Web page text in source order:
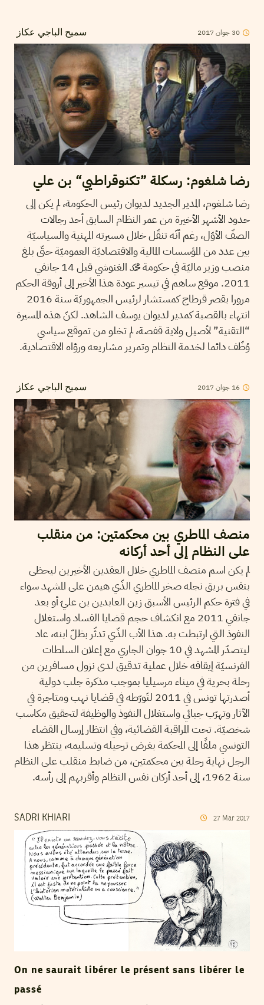
سميح الباجي عكاز 30 جوان2017
رضا شلغوم: رسكلة ”تكنوقراطيي“ بن علي
رضا شلغوم، المدير الجديد لديوان رئيس الحكومة، لم يكن إلى
حدود الأشهر الأخيرة من عمر النظام السابق أحد رجالات
الصفّ الأوّل، رغم أنّه تنقّل خلال مسيرته المهنية والسياسيّة
بين عدد من المؤسسات المالية والاقتصاديّة العموميّة حتّى بلغ
منصب وزير ماليّة في حكومة محمّد الغنوشي قبل 14 جانفي
2011. موقع ساهم في تيسير عودة هذا الأخير إلى أروقة الحكم
مرورا بقصر قرطاج كمستشار لرئيس الجمهوريّة سنة 2016
انتهاء بالقصبة كمدير لديوان يوسف الشاهد. لكنّ هذه المسيرة
“التقنية” لأصيل ولاية قفصة، لم تخلو من تموقع سياسي
وُظّف دائما لخدمة النظام وتمرير مشاريعه ورؤاه الاقتصادية.
سميح الباجي عكاز 16 جوان2017
منصف الماطري بين محكمتين: من منقلب
على النظام إلى أحد أركانه
لم يكن اسم منصف الماطري خلال العقدين الأخيرين ليحظى
بنفس بريق نجله صخر الماطري الذّي هيمن على المشهد سواء
في فترة حكم الرئيس الأسبق زين العابدين بن عليّ أو بعد
جانفي 2011 مع انكشاف حجم قضايا الفساد واستغلال
النفوذ التي ارتبطت به. هذا الأب الذّي تدثّر بظلّ ابنه، عاد
ليتصدّر المشهد في 10 جوان الجاري مع إعلان السلطات
الفرنسيّة إيقافه خلال عملية تدقيق لدى نزول مسافرين من
رحلة بحرية في ميناء مرسيليا بموجب مذكرة جلب دولية
أصدرتها تونس في 2011 لتَورّطه في قضايا نهب ومتاجرة في
الآثار وتهرّب جبائي واستغلال النفوذ والوظيفة لتحقيق مكاسب
شخصيّة. تحت المراقبة القضائية، وفي انتظار إرسال القضاء
التونسي ملفًا إلى المحكمة بغرض ترحيله وتسليمه، ينتظر هذا
الرجل نهاية رحلة بين محكمتين، من ضابط منقلب على النظام
سنة 1962، إلى أحد أركان نفس النظام وأقربهم إلى رأسه.
SADRI KHIARI 27 Mar 2017
On ne saurait libérer le présent sans libérer le
passé